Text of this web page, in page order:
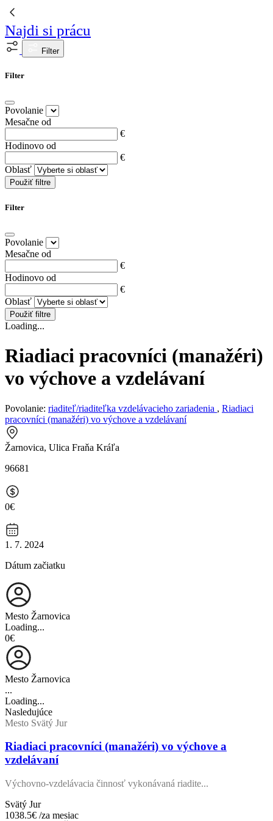
Najdi si prácu
Filter
Filter
Povolanie
Mesačne od
€
Hodinovo od
€
Oblasť
Použiť filtre
Filter
Povolanie
Mesačne od
€
Hodinovo od
€
Oblasť
Použiť filtre
Loading...
Riadiaci pracovníci (manažéri)
vo výchove a vzdelávaní
Povolanie: riaditeľ/riaditeľka vzdelávacieho zariadenia , Riadiaci
pracovníci (manažéri) vo výchove a vzdelávaní
Žarnovica, Ulica Fraňa Kráľa
96681
0€
1. 7. 2024
Dátum začiatku
Mesto Žarnovica
Loading...
0€
Mesto Žarnovica
...
Loading...
Nasledujúce
Mesto Svätý Jur
Riadiaci pracovníci (manažéri) vo výchove a
vzdelávaní
Výchovno-vzdelávacia činnosť vykonávaná riadite...
Svätý Jur
1038.5€ /za mesiac